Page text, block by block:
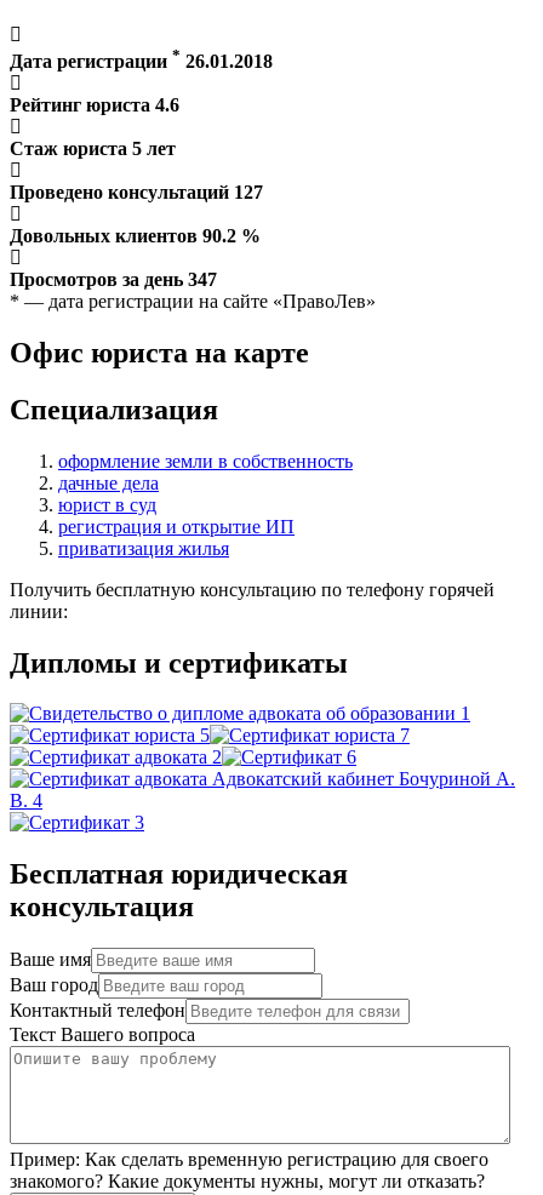
Дата регистрации * 26.01.2018
Рейтинг юриста 4.6
Стаж юриста 5 лет
Проведено консультаций 127
Довольных клиентов 90.2 %
Просмотров за день 347
* — дата регистрации на сайте «ПравоЛев»
Офис юриста на карте
Специализация
оформление земли в собственность
дачные дела
юрист в суд
регистрация и открытие ИП
приватизация жилья
Получить бесплатную консультацию по телефону горячей
линии:
Дипломы и сертификаты
Бесплатная юридическая
консультация
Ваше имя
Ваш город
Контактный телефон
Текст Вашего вопроса
Пример: Как сделать временную регистрацию для своего
знакомого? Какие документы нужны, могут ли отказать?